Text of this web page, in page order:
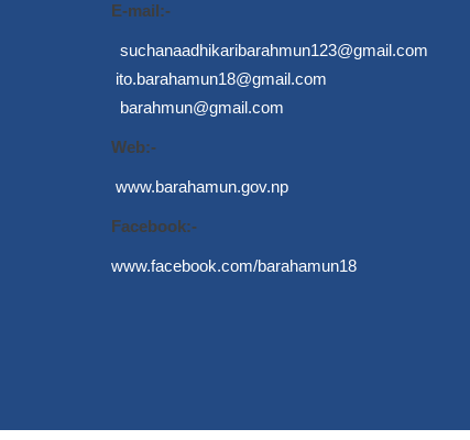
E-mail:-
suchanaadhikaribarahmun123@gmail.com
ito.barahamun18@gmail.com
barahmun@gmail.com
Web:-
www.barahamun.gov.np
Facebook:-
www.facebook.com/barahamun18